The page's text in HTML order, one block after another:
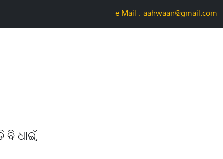
e-Mail : aahwaan@gmail.com
ବି ଧାଇଁ,